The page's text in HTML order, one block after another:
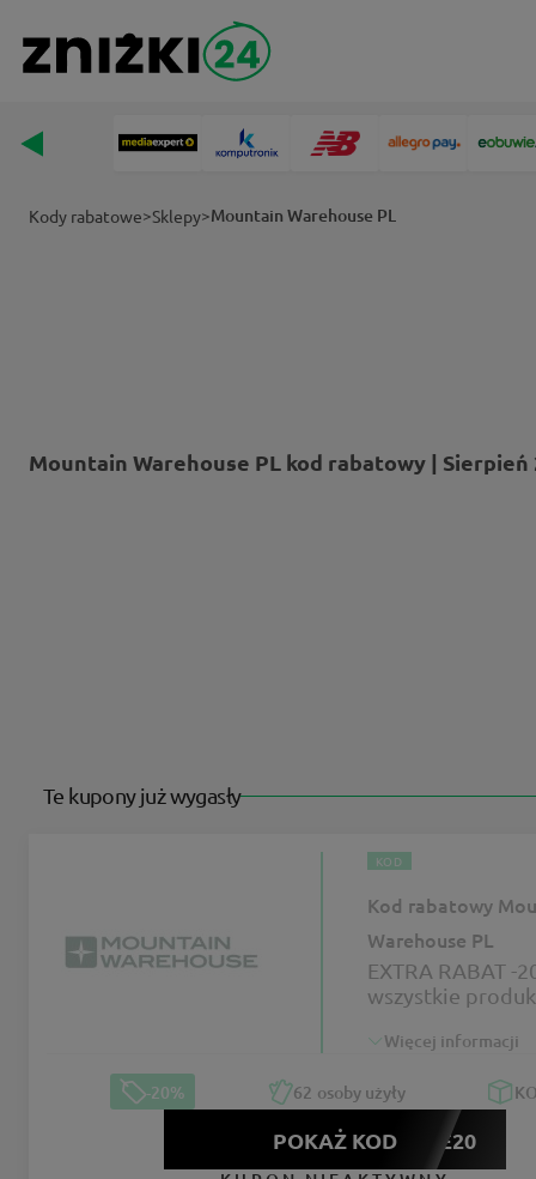
Kody rabatowe>Sklepy>Mountain Warehouse PL
Mountain Warehouse PL kod rabatowy | Sierpień
Te kupony już wygasły
KOD
Kod rabatowy
Warehouse PL
EXTRA RABAT -
wszystkie
Więcej informacji
-20% 62 osoby użyły
POKAŻ KOD SAVE20